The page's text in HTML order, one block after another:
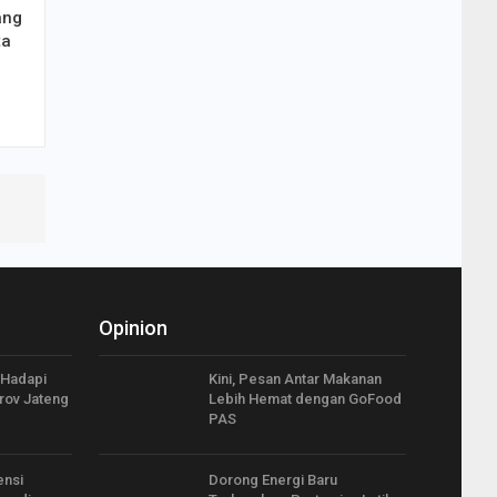
Jateng
Opinion
Kini, Pesan Antar Makanan
Lebih Hemat dengan GoFood
PAS
Dorong Energi Baru